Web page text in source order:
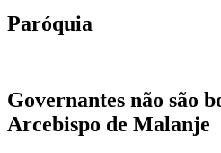
Paróquia
Governantes não são
Arcebispo de Malanje